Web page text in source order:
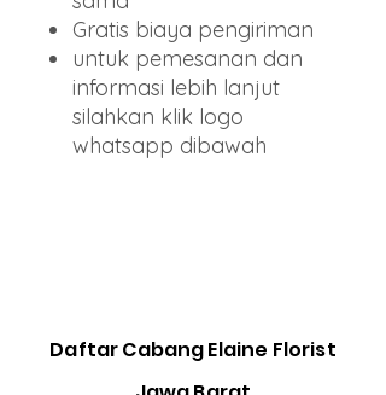
Gratis biaya pengiriman
untuk pemesanan dan
informasi lebih lanjut
silahkan klik logo
whatsapp dibawah
Daftar Cabang Elaine Florist